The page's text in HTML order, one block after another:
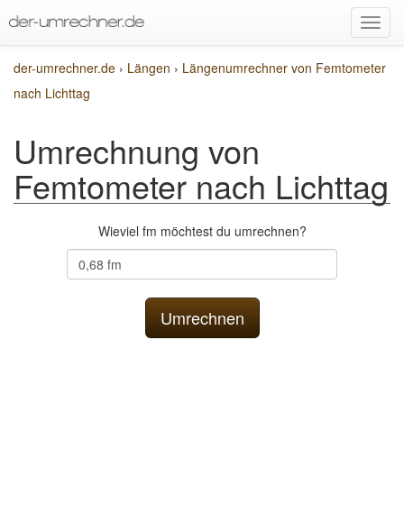
der-umrechner.de › Längen › Längenumrechner von Femtometer
nach Lichttag
Umrechnung von
Femtometer nach Lichttag
Wieviel fm möchtest du umrechnen?